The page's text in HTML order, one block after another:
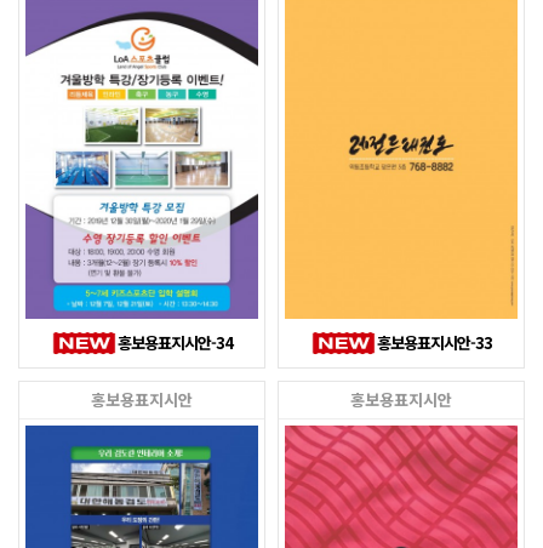
홍보용표지시안-34 홍보용표지시안-33
홍보용표지시안 홍보용표지시안